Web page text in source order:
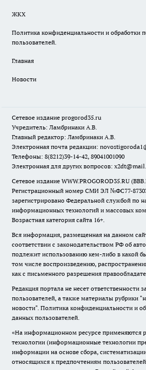
ЖКХ
Политика конфиденциальности и обработки
пользователей.
Главная
Новости
Сетевое издание progorod35.ru
Учредитель: Ламбринаки А.В.
Главный редактор: Ламбринаки А.В.
Электронная почта редакции:
Телефоны: 8(8212)39-14-42, 89041001090
Электронная для других вопросов:
Сетевое издание WWW.PROGOROD35.RU
Регистрационный номер СМИ ЭЛ №ФС77-87303
зарегистрировано Федеральной службой по
информационных технологий и массовых
Возрастная категория сайта 16+.
Вся информация, размещенная на данном
соответствии с законодательством РФ об
подлежит использованию кем-либо в какой
том числе воспроизведению,
как с письменного разрешения
Редакция портала не несет ответственности
пользователей, а также материалы рубрики
новости". Политика конфиденциальности и
данных пользователей.
«На информационном ресурсе применяются
технологии (информационные технологии
информации на основе сбора,
относящихся к предпочтениям